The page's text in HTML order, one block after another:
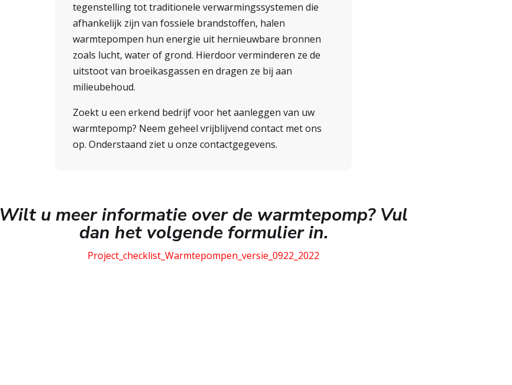
tegenstelling tot traditionele verwarmingssystemen die
afhankelijk zijn van fossiele brandstoffen, halen
warmtepompen hun energie uit hernieuwbare bronnen
zoals lucht, water of grond. Hierdoor verminderen ze de
uitstoot van broeikasgassen en dragen ze bij aan
milieubehoud.
Zoekt u een erkend bedrijf voor het aanleggen van uw
warmtepomp? Neem geheel vrijblijvend contact met ons
op. Onderstaand ziet u onze contactgegevens.
Wilt u meer informatie over de warmtepomp? Vul
dan het volgende formulier in.
Project_checklist_Warmtepompen_versie_0922_2022